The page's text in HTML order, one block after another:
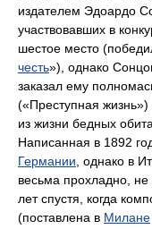
издателем Эдоардо
участвовавших в
шестое место
честь»), однако
заказал ему
(«Преступная
из жизни бедных
Написанная в 1892
Германии, однако в
весьма прохладно,
лет спустя, когда
(поставлена в Милане